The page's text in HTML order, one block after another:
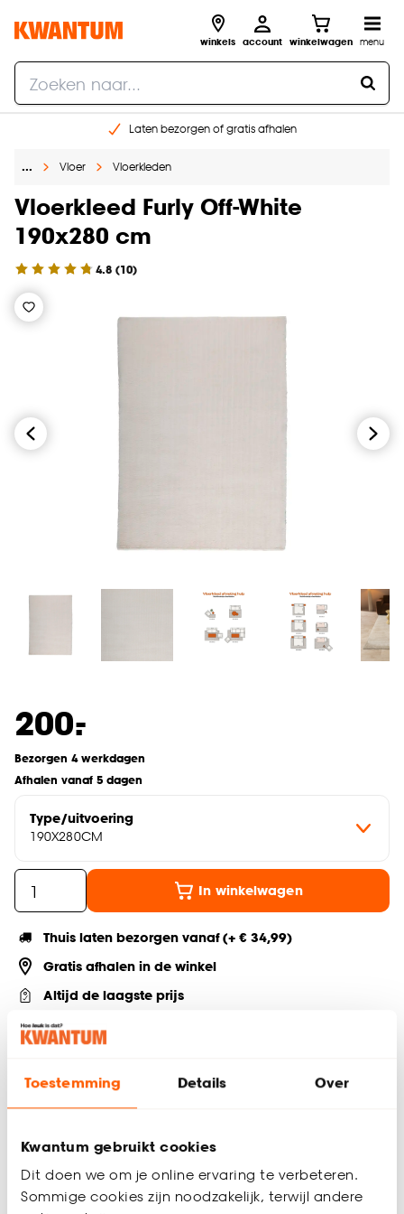
Toestemming Details Over
Kwantum gebruikt cookies
Dit doen we om je online ervaring te verbeteren.
Sommige cookies zijn noodzakelijk, terwijl andere
winkels account winkelwagen menu
Laten bezorgen of gratis afhalen
Gratis raam advies en opmeten aan huis
… Vloer Vloerkleden
Vloerkleed Furly Off-White
190x280 cm
4.8 (10)
200.
-
Bezorgen 4 werkdagen
Afhalen vanaf 5 dagen
Type/uitvoering
190X280CM
In winkelwagen
Thuis laten bezorgen vanaf (+ € 34,99)
Gratis afhalen in de winkel
Altijd de laagste prijs
Deel jouw product & volg ons op social
Het stijlvolle vloerkleed Furly is een toffe toevoeging aan
iedere ruimte. Het laagpolige vloerkleed zorgt ervoor dat het
vloerkleed makkelijk te onderhouden is en perfect is voor